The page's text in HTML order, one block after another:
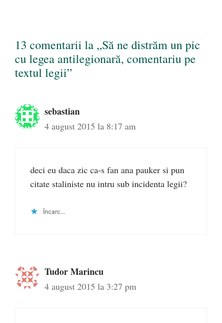
13 comentarii la „Să ne distrăm un pic
cu legea antilegionară, comentariu pe
textul legii”
sebastian
4 august 2015 la 8:17 am
deci eu daca zic ca-s fan ana pauker si pun
citate staliniste nu intru sub incidenta legii?
Încarc...
Tudor Marincu
4 august 2015 la 3:27 pm